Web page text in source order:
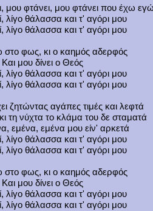
μου φτάνει, μου φτάνει που έχω
λίγο θάλασσα και τ' αγόρι μου
λίγο θάλασσα και τ' αγόρι μου
στο φως, κι ο καημός αδερφός
Και μου δίνει ο Θεός
λίγο θάλασσα και τ' αγόρι μου
λίγο θάλασσα και τ' αγόρι μου
ζητώντας αγάπες τιμές και λεφτά
τη νύχτα το κλάμα του δε σταματά
εμένα, εμένα μου είν' αρκετά
λίγο θάλασσα και τ' αγόρι μου
λίγο θάλασσα και τ' αγόρι μου
στο φως, κι ο καημός αδερφός
Και μου δίνει ο Θεός
λίγο θάλασσα και τ' αγόρι μου
λίγο θάλασσα και τ' αγόρι μου